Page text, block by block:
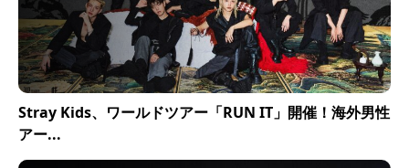
Stray Kids、ワールドツアー「RUN IT」開催！海外男性
アー...